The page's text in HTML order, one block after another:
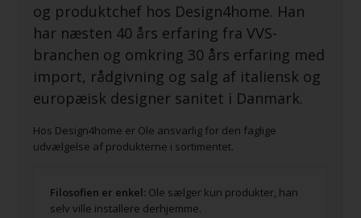
og produktchef hos Design4home. Han
har næsten 40 års erfaring fra VVS-
branchen og omkring 30 års erfaring med
import, rådgivning og salg af italiensk og
europæisk designer sanitet i Danmark.
Hos Design4home er Ole ansvarlig for den faglige
udvælgelse af produkterne i sortimentet.
Filosofien er enkel: Ole sælger kun produkter, han
selv ville installere derhjemme.